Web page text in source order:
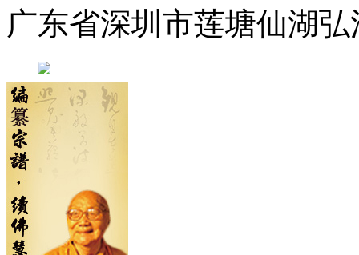
广东省深圳市莲塘仙湖弘